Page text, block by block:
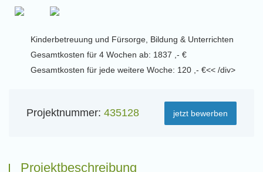
Kinderbetreuung und Fürsorge, Bildung & Unterrichten
Gesamtkosten für 4 Wochen ab: 1837 ,- €
Gesamtkosten für jede weitere Woche: 120 ,- €<< /div>
Projektnummer: 435128 jetzt bewerben
Projektbeschreibung